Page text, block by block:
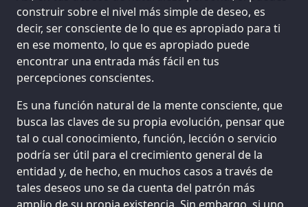
construir sobre el nivel más simple de deseo, es
decir, ser consciente de lo que es apropiado para ti
en ese momento, lo que es apropiado puede
encontrar una entrada más fácil en tus
percepciones conscientes.
Es una función natural de la mente consciente, que
busca las claves de su propia evolución, pensar que
tal o cual conocimiento, función, lección o servicio
podría ser útil para el crecimiento general de la
entidad y, de hecho, en muchos casos a través de
tales deseos uno se da cuenta del patrón más
amplio de su propia existencia. Sin embargo, si uno